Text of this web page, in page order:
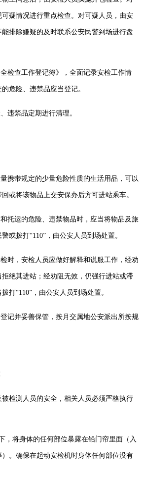
疑情况进行重点检查。对可疑人员，由安
排除嫌疑的及时联系公安民警到场进行盘
检查工作登记簿》，全面记录安检工作情
危险、违禁品应当登记。
违禁品定期进行清理。
携带规定的少量危险性质的生活用品，可以
或将该物品上交安保办后方可进站乘车。
托运的危险、违禁物品时，应当将物品及旅
或拨打“110”，由公安人员到场处置。
时，安检人员应做好解释和说服工作，经劝
绝其进站；经劝阻无效，仍强行进站或滞
打“110”，由公安人员到场处置。
记并妥善保管，按月交属地公安派出所按规
检测人员的安全，相关人员必须严格执行
，将身体的任何部位暴露在铅门帘里面（入
。确保在起动安检机时身体任何部位没有